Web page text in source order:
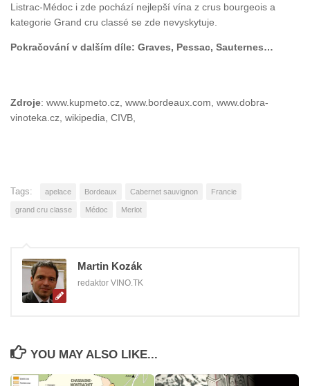
Listrac-Médoc i zde pochází nejlepší vína z crus bourgeois a
kategorie Grand cru classé se zde nevyskytuje.
Pokračování v dalším díle: Graves, Pessac, Sauternes…
Zdroje: www.kupmeto.cz, www.bordeaux.com, www.dobra-
vinoteka.cz, wikipedia, CIVB,
Tags: apelace Bordeaux Cabernet sauvignon Francie
grand cru classe Médoc Merlot
Martin Kozák
redaktor VINO.TK
YOU MAY ALSO LIKE...